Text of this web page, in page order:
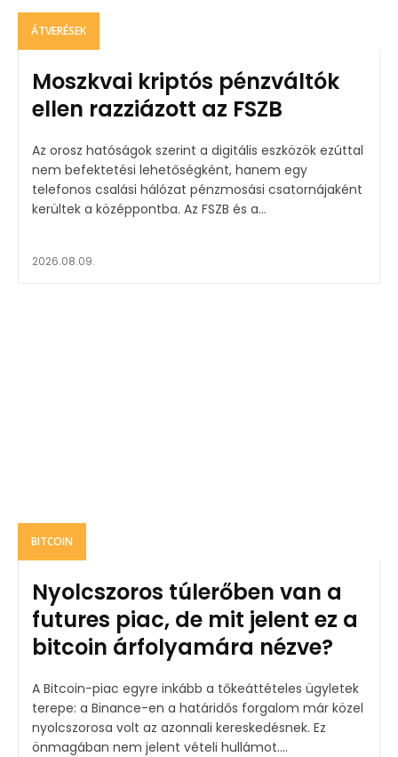
ÁTVERÉSEK
Moszkvai kriptós pénzváltók
ellen razziázott az FSZB
Az orosz hatóságok szerint a digitális eszközök ezúttal
nem befektetési lehetőségként, hanem egy
telefonos csalási hálózat pénzmosási csatornájaként
kerültek a középpontba. Az FSZB és a...
2026.08.09.
BITCOIN
Nyolcszoros túlerőben van a
futures piac, de mit jelent ez a
bitcoin árfolyamára nézve?
A Bitcoin-piac egyre inkább a tőkeáttételes ügyletek
terepe: a Binance-en a határidős forgalom már közel
nyolcszorosa volt az azonnali kereskedésnek. Ez
önmagában nem jelent vételi hullámot....